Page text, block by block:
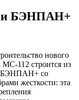
БЭНПАН+
нового
112 строится из
БЭНПАН+ со
жесткости: эта